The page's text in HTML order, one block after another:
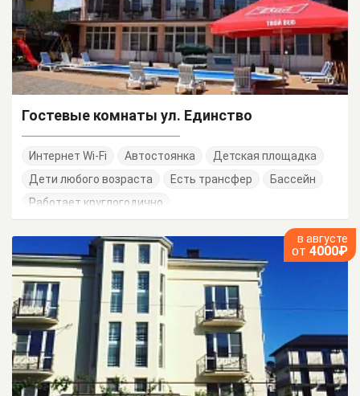
Гостевые комнаты ул. Единство
Интернет Wi-Fi Автостоянка
Детская площадка
Дети любого возраста
Есть трансфер
Бассейн
Работает круглогодично
в августе
от 4000₽